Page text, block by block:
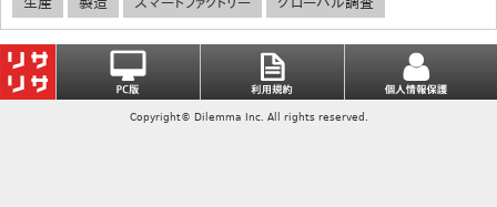
Copyright© Dilemma Inc. All rights reserved.